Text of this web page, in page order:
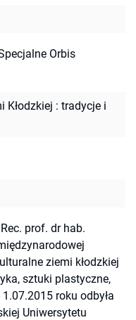
Orbis
Kłodzkiej : tradycje i
Rec. prof. dr hab.
ziemi kłodzkiej
sztuki plastyczne,
roku odbyła
Uniwersytetu